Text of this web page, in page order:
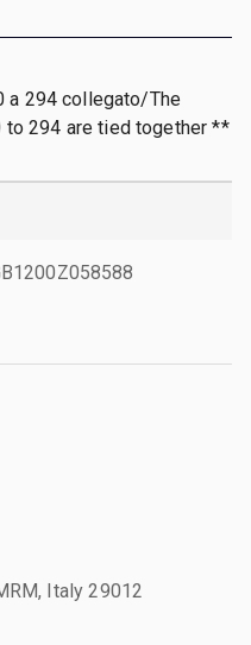
a 294 collegato/The
294 are tied together **
Italy 29012